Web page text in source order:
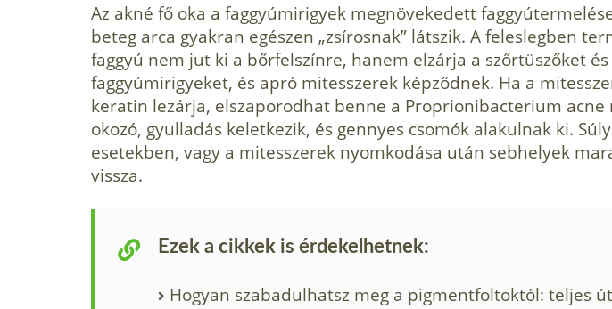
Az akné fő oka a faggyúmirigyek megnö­vekedett
beteg ar­ca gyakran egészen „zsírosnak” látszik. A feleslegben
faggyú nem jut ki a bőrfelszínre, hanem elzárja a szőrtü­szőket és
faggyúmirigyeket, és apró mi­tesszerek képződnek. Ha a
keratin lezárja, elszaporodhat benne a Proprionibacterium
okozó, gyulladás keletkezik, és gennyes csomók alakulnak ki.
esetekben, vagy a mitesszerek nyomkodása után seb­helyek
vissza.
Ezek a cikkek is érdekelhetnek:
Hogyan szabadulhatsz meg a pigmentfoltoktól: teljes